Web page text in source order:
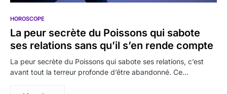
HOROSCOPE
La peur secrète du Poissons qui sabote
ses relations sans qu’il s’en rende compte
La peur secrète du Poissons qui sabote ses relations, c’est
avant tout la terreur profonde d’être abandonné. Ce…